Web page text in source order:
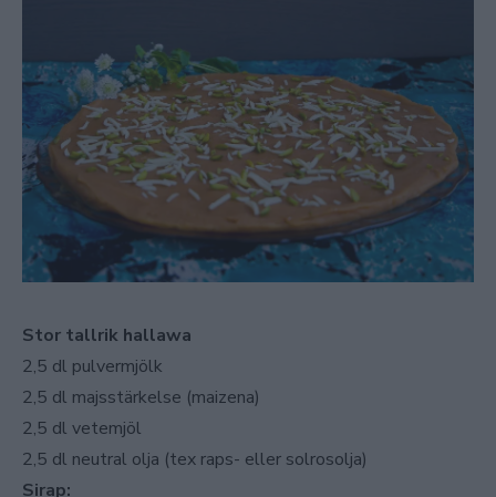
Stor tallrik hallawa
2,5 dl pulvermjölk
2,5 dl majsstärkelse (maizena)
2,5 dl vetemjöl
2,5 dl neutral olja (tex raps- eller solrosolja)
Sirap: